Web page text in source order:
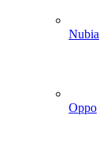
Nubia
Oppo